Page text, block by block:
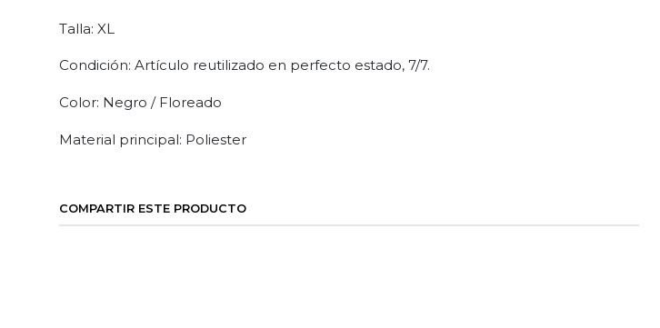
Talla: XL
Condición: Artículo reutilizado en perfecto estado, 7/7.
Color: Negro / Floreado
Material principal: Poliester
COMPARTIR ESTE PRODUCTO